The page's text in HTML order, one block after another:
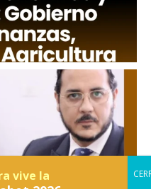
vive la